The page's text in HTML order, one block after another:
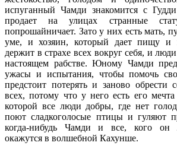
испуганный Чамди знакомится с
продает на улицах странные
попрошайничает. Зато у них есть мать,
уме, и хозяин, который дает пищу и
держит в страхе всех вокруг себя, и
настоящем рабстве. Юному Чамди
ужасы и испытания, чтобы помочь
предстоит потерять и заново обрести
всех, потому что у него есть его
которой все люди добры, где нет
поют сладкоголосые птицы и гуляют
когда-нибудь Чамди и все, кого он
окажутся в волшебной Кахунше.